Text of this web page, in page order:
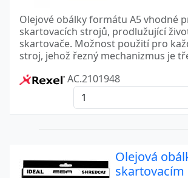
Olejové obálky formátu A5 vhodné
skartovacích strojů, prodlužující
skartovače. Možnost použití pro
stroj, jehož řezný mechanizmus je
AC.2101948
Olejová